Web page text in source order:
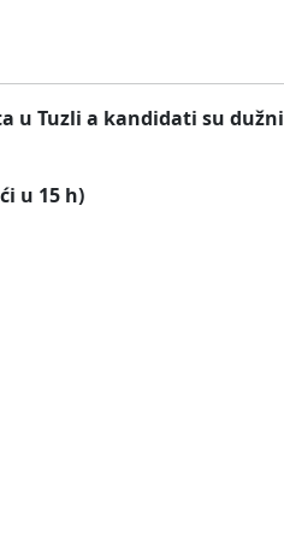
u Tuzli a kandidati su dužni
u 15 h)